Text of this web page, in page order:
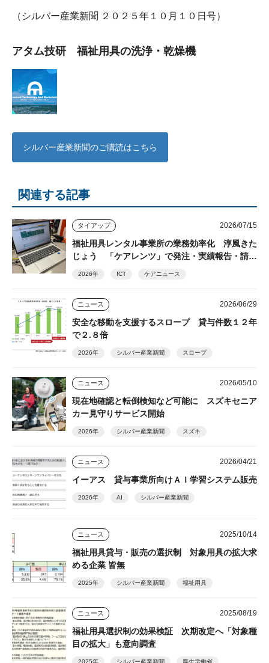
（シルバー産業新聞 ２０２５年１０月１０日号）
アタム技研 福祉用具の洗浄・乾燥機
シルバー産業新聞のご購読はこちら
関連する記事
タイアップ 2026/07/15
福祉用具レンタル事業所の業務効率化 淳風きた
じょう 「ケアレンツ」で発注・実績報告・請求
2026年 ICT ケアニュース
ニュース 2026/06/29
安全な移動を支援するスロープ 貸与件数１２年
で２.８倍
2026年 シルバー産業新聞 スロープ
ニュース 2026/05/10
現在地確認と転倒検知など可能に スズキセニア
カー見守りサービス開始
2026年 シルバー産業新聞 スズキ
ニュース 2026/04/21
イーアス 貸与事業所向けＡＩ学習システム販売
2026年 AI シルバー産業新聞
ニュース 2025/10/14
福祉用具貸与・販売の選択制 対象用具の拡大求
める企業 皆無
2025年 シルバー産業新聞 福祉用具
ニュース 2025/08/19
福祉用具選択制の効果検証 次期改定へ「対象種
目の拡大」も意向調査
2025年 シルバー産業新聞 厚生労働省